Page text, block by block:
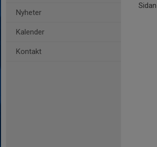
Nyheter
Kalender
Kontakt